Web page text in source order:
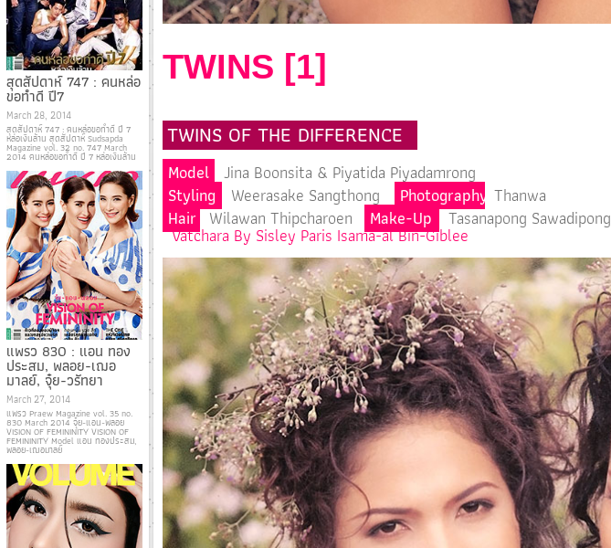
สุดสัปดาห์ 747 : คนหล่อ
ขอทำดี ปี7
March 28, 2014
สุดสัปดาห์ 747 : คนหล่อขอทำดี ปี 7
หล่อเงินล้าน สุดสัปดาห์ Sudsapda
Magazine vol. 32 no. 747 March
2014 คนหล่อขอทำดี ปี 7 หล่อเงินล้าน
แพรว 830 : แอน ทอง
ประสม, พลอย-เฌอ
มาลย์, จุ๋ย-วรัทยา
March 27, 2014
แพรว Praew Magazine vol. 35 no.
830 March 2014 จุ๋ย-แอน-พลอย
VISION OF FEMININITY VISION OF
FEMININITY Model แอน ทองประสม,
พลอย-เฌอมาลย์
TWINS [1]
TWINS OF THE DIFFERENCE
Model Jina Boonsita & Piyatida Piyadamrong
Styling
Weerasake Sangthong Photography Thanwa
Hair Wilawan Thipcharoen Make-Up Tasanapong Sawadipong
Vatchara By Sisley Paris Isama-al Bin-Giblee